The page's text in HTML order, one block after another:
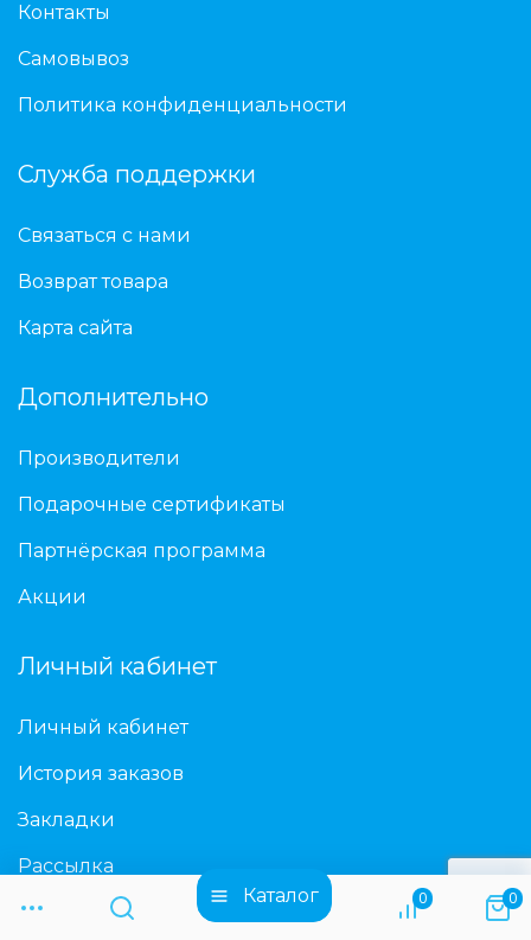
Каталог 0 0
Контакты
Самовывоз
Политика конфиденциальности
Служба поддержки
Связаться с нами
Возврат товара
Карта сайта
Дополнительно
Производители
Подарочные сертификаты
Партнёрская программа
Акции
Личный кабинет
Личный кабинет
История заказов
Закладки
Рассылка